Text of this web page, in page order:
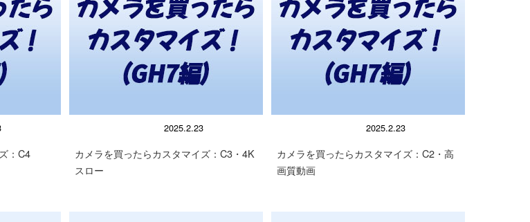
：C4
2025.2.23
カメラを買ったらカスタマイズ：C3・4K
スロー
2025.2.23
カメラを買ったらカスタマイズ：C2・高
画質動画